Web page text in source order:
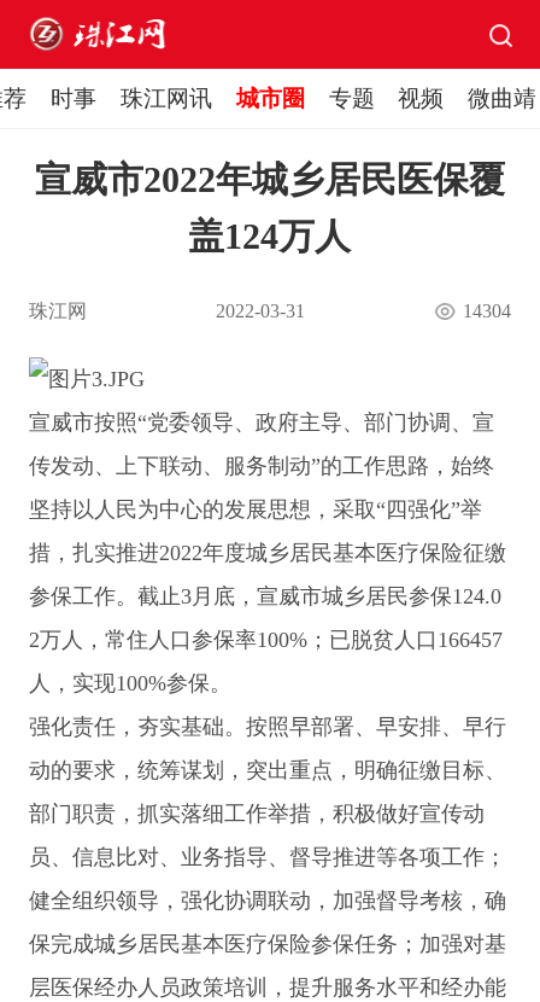
时事 珠江网讯 城市圈 专题 视频 微曲靖
宣威市2022年城乡居民医保覆
盖124万人
珠江网 2022-03-31 14304
宣威市按照“党委领导、政府主导、部门协调、宣
传发动、上下联动、服务制动”的工作思路，始终
坚持以人民为中心的发展思想，采取“四强化”举
措，扎实推进2022年度城乡居民基本医疗保险征缴
参保工作。截止3月底，宣威市城乡居民参保124.0
2万人，常住人口参保率100%；已脱贫人口166457
人，实现100%参保。
强化责任，夯实基础。按照早部署、早安排、早行
动的要求，统筹谋划，突出重点，明确征缴目标、
部门职责，抓实落细工作举措，积极做好宣传动
员、信息比对、业务指导、督导推进等各项工作；
健全组织领导，强化协调联动，加强督导考核，确
保完成城乡居民基本医疗保险参保任务；加强对基
层医保经办人员政策培训，提升服务水平和经办能